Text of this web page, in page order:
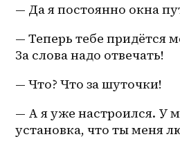
— Да я постоянно окна
— Теперь тебе придётся
За слова надо отвечать!
— Что? Что за шуточки!
— А я уже настроился. У
установка, что ты меня